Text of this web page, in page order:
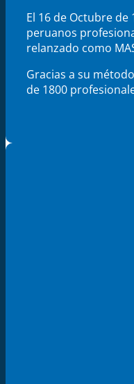
El 16 de Octubre
peruanos
relanzado como
Gracias a su
de 1800